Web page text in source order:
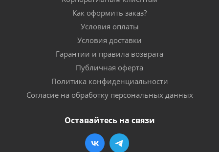
Как оформить заказ?
Условия оплаты
Условия доставки
Гарантии и правила возврата
Публичная оферта
Политика конфиденциальности
Согласие на обработку персональных данных
Оставайтесь на связи